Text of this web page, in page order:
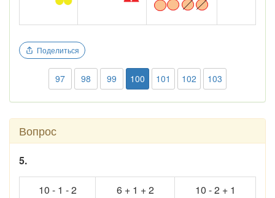
Поделиться
97 98 99 100 101 102 103
Вопрос
5.
10 - 1 - 2 6 + 1 + 2
10 - 2 + 1